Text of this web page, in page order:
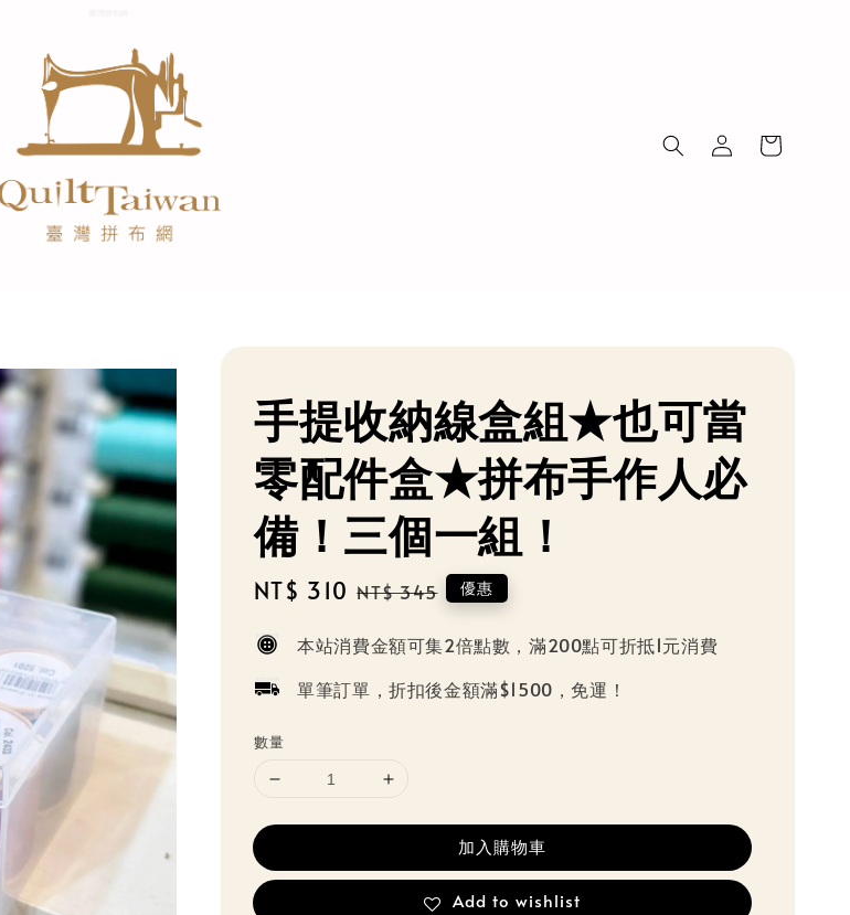
手提收納線盒組★也可當
零配件盒★拼布手作人必
備！三個一組！
Sale
NT$ 310 Regular
NT$ 345 優惠
本站消費金額可集2倍點數，滿200點可折抵1元消費
單筆訂單，折扣後金額滿$1500，免運！
數量
加入購物車
Add to wishlist